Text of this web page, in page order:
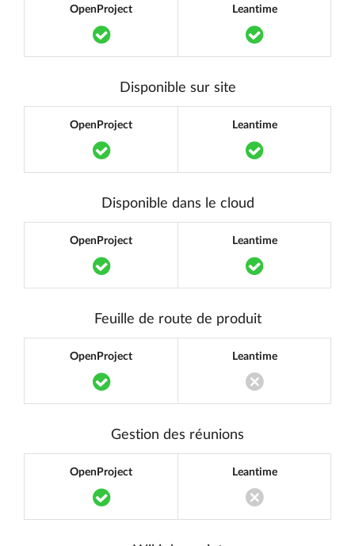
OpenProject
Translation missing:
Leantime
Disponible sur site
OpenProject
Translation missing:
Leantime
Disponible dans le cloud
OpenProject
Translation missing:
Leantime
Feuille de route de produit
OpenProject
Translation missing:
Leantime
Translation
Gestion des réunions
OpenProject
Translation missing:
Leantime
Translation